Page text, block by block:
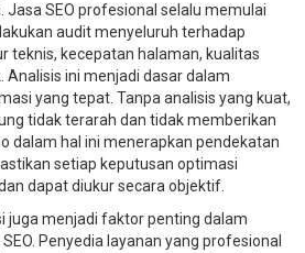
Jasa SEO profesional selalu memulai
audit menyeluruh terhadap
teknis, kecepatan halaman, kualitas
Analisis ini menjadi dasar dalam
yang tepat. Tanpa analisis yang kuat,
tidak terarah dan tidak memberikan
dalam hal ini menerapkan pendekatan
setiap keputusan optimasi
dapat diukur secara objektif.
juga menjadi faktor penting dalam
Penyedia layanan yang profesional